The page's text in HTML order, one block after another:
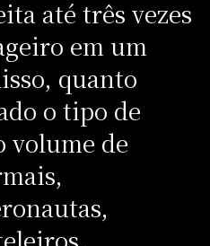
até três vezes
em um
quanto
o tipo de
volume de